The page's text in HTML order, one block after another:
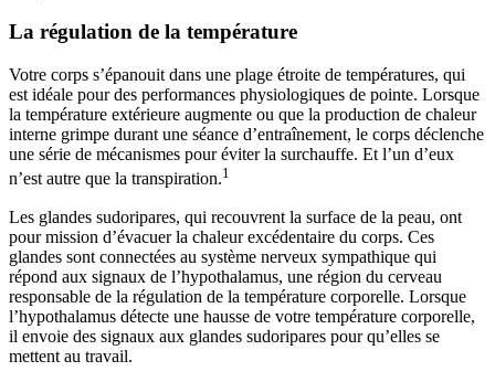
La régulation de la température
Votre corps s’épanouit dans une plage étroite de températures, qui
est idéale pour des performances physiologiques de pointe. Lorsque
la température extérieure augmente ou que la production de chaleur
interne grimpe durant une séance d’entraînement, le corps déclenche
une série de mécanismes pour éviter la surchauffe. Et l’un d’eux
n’est autre que la transpiration.1
Les glandes sudoripares, qui recouvrent la surface de la peau, ont
pour mission d’évacuer la chaleur excédentaire du corps. Ces
glandes sont connectées au système nerveux sympathique qui
répond aux signaux de l’hypothalamus, une région du cerveau
responsable de la régulation de la température corporelle. Lorsque
l’hypothalamus détecte une hausse de votre température corporelle,
il envoie des signaux aux glandes sudoripares pour qu’elles se
mettent au travail.